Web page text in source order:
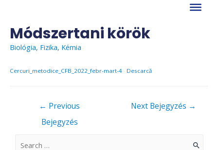
contentMódszertani körök
Biológia, Fizika, Kémia
Cercuri_metodice_CFB_2022_febr-mart-4 Descarcă
← Previous
Bejegyzés
Next Bejegyzés →
S